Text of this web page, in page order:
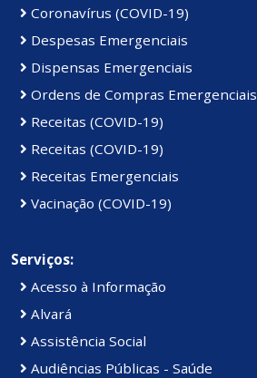
Coronavírus (COVID-19)
Despesas Emergenciais
Dispensas Emergenciais
Ordens de Compras Emergenciais
Receitas (COVID-19)
Receitas (COVID-19)
Receitas Emergenciais
Vacinação (COVID-19)
Serviços:
Acesso à Informação
Alvará
Assistência Social
Audiências Públicas - Saúde